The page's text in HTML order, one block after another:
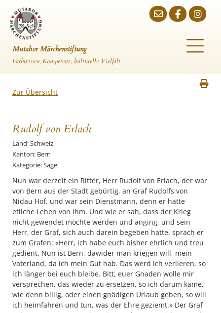
Mutabor Märchenstiftung
Fachwissen, Kompetenz, kulturelle Vielfalt
Zur Übersicht
Rudolf von Erlach
Land: Schweiz
Kanton: Bern
Kategorie: Sage
Nun war derzeit ein Ritter, Herr Rudolf von Erlach, der war
von Bern aus der Stadt gebürtig, an Graf Rudolfs von
Nidau Hof, und war sein Dienstmann, denn er hatte
etliche Lehen von ihm. Und wie er sah, dass der Krieg
nicht gewendet möchte werden und anging, und sein
Herr, der Graf, sich auch darein begeben hatte, sprach er
zum Grafen: «Herr, ich habe euch bisher ehrlich und treu
gedient. Nun ist Bern, dawider man kriegen will, mein
Vaterland, da ich mein Gut hab. Das werd ich verlieren, so
ich länger bei euch bleibe. Bitt, euer Gnaden wolle mir
versprechen, das wieder zu ersetzen, so ich darum käme,
wie denn billig, oder einen gnädigen Urlaub geben, so will
ich heimfahren und tun, was der Ehre geziemt.» Der Graf